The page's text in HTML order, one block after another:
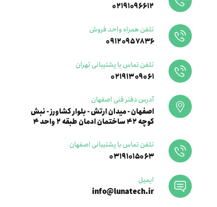
۰۲۱۹۱۰۹۶۶۱۲
تلفن همراه واحد فروش
۰۹۱۲۰۹۵۷۸۳۶
تلفن تماس با پشتیبانی تهران
۰۲۱۹۱۳۰۹۰۶۱
آدرس دفتر فنی اصفهان
اصفهان - میدان ارتش - بلوار کشاورز - نبش
کوچه ۴۲ ساختمان ادمان طبقه ۲ واحد ۴
تلفن تماس با پشتیبانی اصفهان
۰۳۱۹۱۰۱۵۰۶۳
ایمیل
info@lunatech.ir